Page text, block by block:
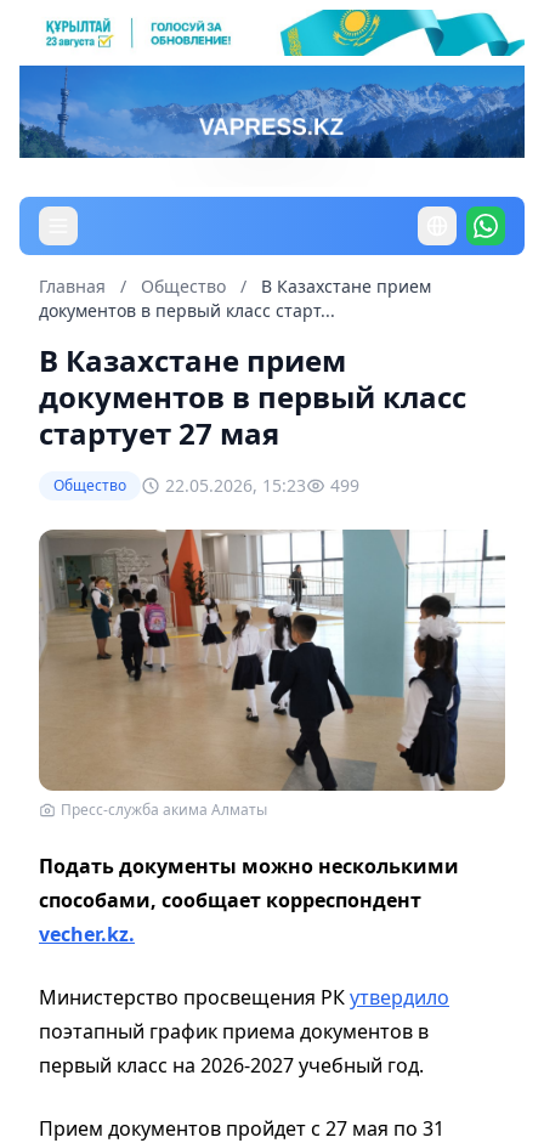
Главная / Общество /
В Казахстане прием
документов в первый класс старт...
В Казахстане прием
документов в первый класс
стартует 27 мая
Общество 22.05.2026, 15:23 499
Пресс-служба акима Алматы
Подать документы можно несколькими
способами, сообщает корреспондент
vecher.kz.
Министерство просвещения РКутвердило
поэтапный график приема документов в
первый класс на 2026-2027 учебный год.
Прием документов пройдет с 27 мая по 31